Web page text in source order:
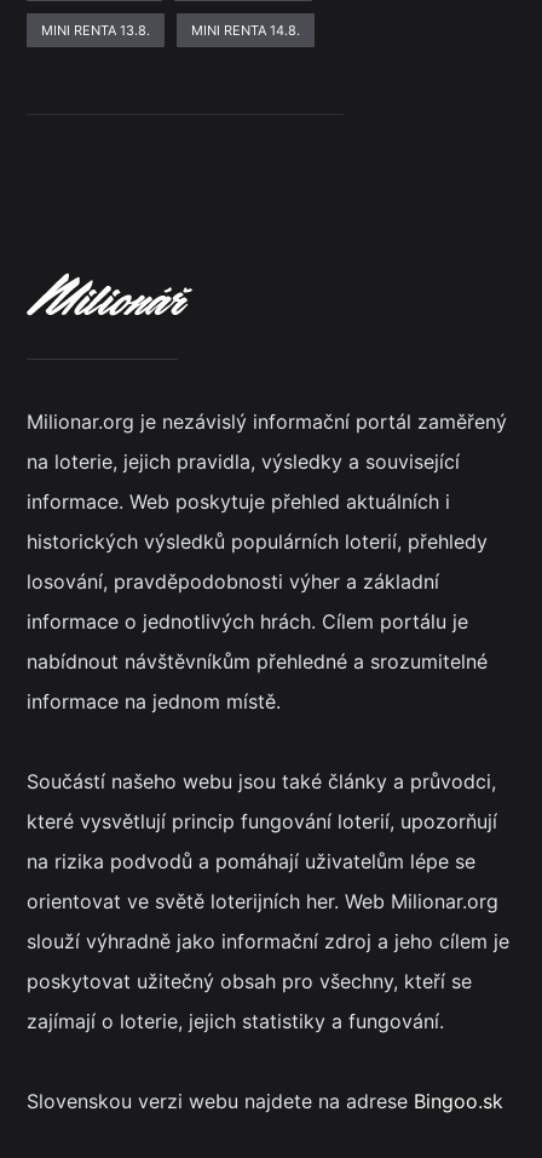
MINI RENTA 13.8. MINI RENTA 14.8.
Milionar.org je nezávislý informační portál zaměřený
na loterie, jejich pravidla, výsledky a související
informace. Web poskytuje přehled aktuálních i
historických výsledků populárních loterií, přehledy
losování, pravděpodobnosti výher a základní
informace o jednotlivých hrách. Cílem portálu je
nabídnout návštěvníkům přehledné a srozumitelné
informace na jednom místě.
Součástí našeho webu jsou také články a průvodci,
které vysvětlují princip fungování loterií, upozorňují
na rizika podvodů a pomáhají uživatelům lépe se
orientovat ve světě loterijních her. Web Milionar.org
slouží výhradně jako informační zdroj a jeho cílem je
poskytovat užitečný obsah pro všechny, kteří se
zajímají o loterie, jejich statistiky a fungování.
Slovenskou verzi webu najdete na adrese Bingoo.sk